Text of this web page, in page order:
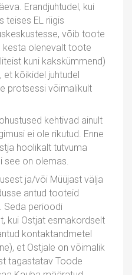
Erandjuhtudel, kui
teises EL riigis
võib toote
kesta olenevalt toote
kuni kakskümmend)
et kõikidel juhtudel
protsessi võimalikult
kehtivad ainult
ei ole rikutud. Enne
hoolikalt tutvuma
see on olemas.
ja/või Müüjast välja
antud tooteid
Seda perioodi
kui Ostjat esmakordselt
kontaktandmetel
et Ostjale on võimalik
tagastatav Toode